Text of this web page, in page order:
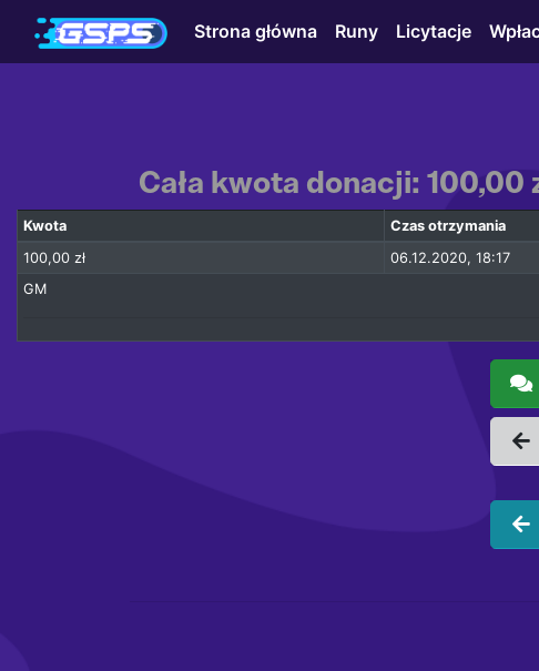
Strona główna Runy Licytacje
Cała kwota donacji: 100,00
Kwota Czas otrzymania
100,00 zł
06.12.2020, 18:17
GM